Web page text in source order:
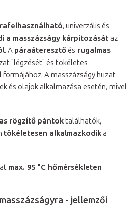
, univerzális és
a masszázságy kárpitozásátaz
. A páraáteresztőés rugalmas
"légzését" és tökéletes
A masszázságy huzat
és olajok alkalmazása esetén, mivel
rögzítő pántoktalálhatók,
tökéletesen alkalmazkodika
max. 95 °C hőmérsékleten
- jellemzői